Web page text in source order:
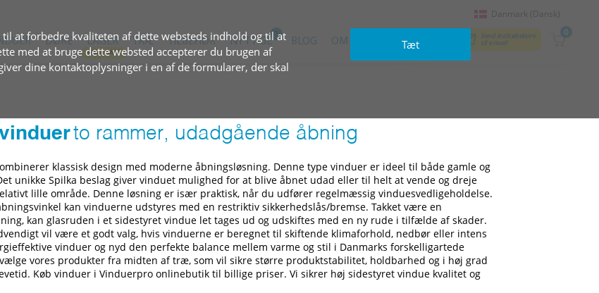
at forbedre kvaliteten af dette websteds indhold og til at
med at bruge dette websted accepterer du brugen af
dine kontaktoplysninger i en af de formularer, der skal
Tæt
Send indkøbskurv
til e‑mail
0
DØRE LAGER TRÆ TILBEHØR NYTTIGE BLOG OM OS KONTAKTER
Danmark (Dansk)
to rammer, udadgående åbning
klassisk design med moderne åbningsløsning. Denne type vinduer er ideel til både gamle og
unikke Spilka beslag giver vinduet mulighed for at blive åbnet udad eller til helt at vende og dreje
lille område. Denne løsning er især praktisk, når du udfører regelmæssig vinduesvedligeholdelse.
kan vinduerne udstyres med en restriktiv sikkerhedslås/bremse. Takket være en
kan glasruden i et sidestyret vindue let tages ud og udskiftes med en ny rude i tilfælde af skader.
vil være et godt valg, hvis vinduerne er beregnet til skiftende klimaforhold, nedbør eller intens
vinduer og nyd den perfekte balance mellem varme og stil i Danmarks forskelligartede
vores produkter fra midten af træ, som vil sikre større produktstabilitet, holdbarhed og i høj grad
Køb vinduer i Vinduerpro onlinebutik til billige priser. Vi sikrer høj sidestyret vindue kvalitet og